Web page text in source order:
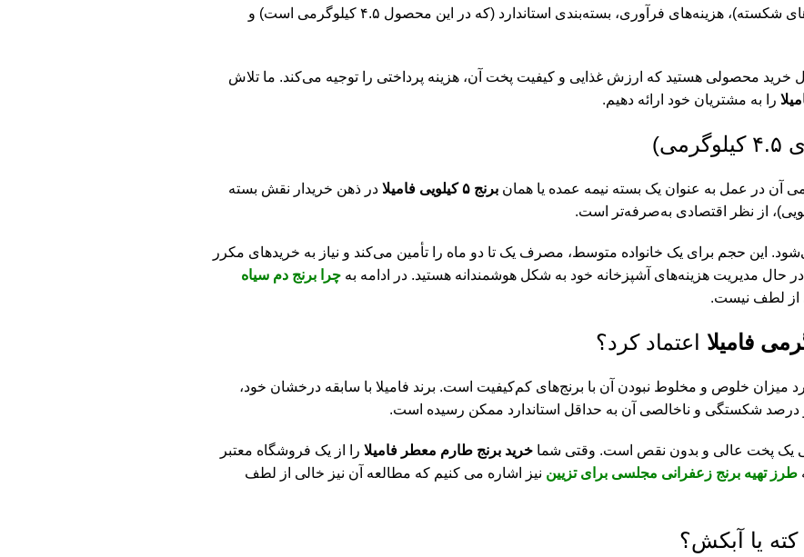
دارد. این عوامل شامل کیفیت دانه‌ها، میزان خلوص برنج (کاهش دانه‌های شکسته)، هزینه‌های فرآوری، بسته‌بندی استاندارد (که در این محصول ۴.۵ کیلوگرمی است) و
خرید محصولی هستید که ارزش غذایی و کیفیت پخت آن، هزینه پرداختی را توجیه می‌کند. ما تلاش
را به مشتریان خود ارائه دهیم.
برنج ۵ کیلویی فامیلا
در ذهن خریدار نقش بسته
این حجم برای یک خانواده متوسط، مصرف یک تا دو ماه را تأمین می‌کند و نیاز به خریدهای مکرر
حال مدیریت هزینه‌های آشپزخانه خود به شکل هوشمندانه هستید. در ادامه به چرا برنج دم‌ سیاه
از لطف نیست.
اعتماد کرد؟
میزان خلوص و مخلوط نبودن آن با برنج‌های کم‌کیفیت است. برند فامیلا با سابقه درخشان خود،
شکستگی و ناخالصی آن به حداقل استاندارد ممکن رسیده است.
یک پخت عالی و بدون نقص است. وقتی شما خرید برنج طارم معطر فامیلا را از یک فروشگاه معتبر
طرز تهیه برنج زعفرانی مجلسی برای تزیین نیز اشاره می کنیم که مطالعه آن نیز خالی از لطف
یا آبکش؟